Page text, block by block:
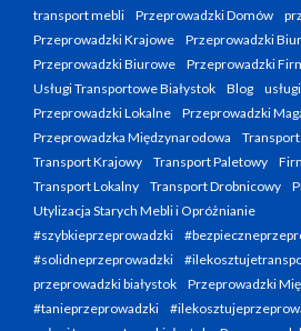
transport mebli
Przeprowadzki Domów
Przeprowadzki Krajowe
Przeprowadzki
Przeprowadzki Biurowe
Przeprowadzki
Usługi Transportowe Białystok
Blog
Przeprowadzki Lokalne
Przeprowadzki
Przeprowadzka Międzynarodowa
Transport Krajowy
Transport Paletowy
Transport Lokalny
Transport Drobnicowy
Utylizacja Starych Mebli i Opróżnianie
#szybkieprzeprowadzki
#solidneprzeprowadzki
przeprowadzki białystok
Przeprowadzki
#tanieprzeprowadzki